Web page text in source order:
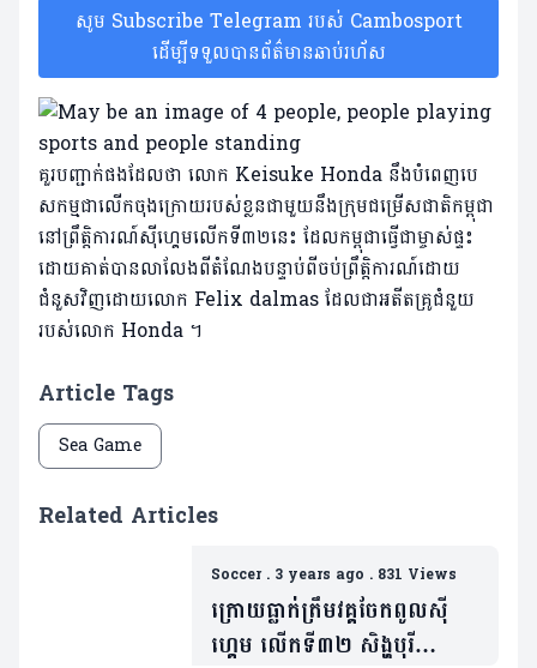
សូម Subscribe Telegram របស់ Cambosport
ដើម្បីទទួលបានព័ត៌មានឆាប់រហ័ស
គួរបញ្ជាក់ផងដែលថា លោក Keisuke Honda នឹងបំពេញបេ
សកម្មជាលើកចុងក្រោយរបស់ខ្លនជាមួយនឹងក្រុមជម្រើសជាតិកម្ពុជា
នៅព្រឹត្តិការណ៍សុីហ្គេមលើកទី៣២នេះ ដែលកម្ពុជាធ្វើជាម្ចាស់ផ្ទះ
ដោយគាត់បានលាលែងពីតំណែងបន្ទាប់ពីចប់ព្រឹត្តិការណ៍ដោយ
ជំនួសវិញដោយលោក Felix dalmas ដែលជាអតីតគ្រូជំនួយ
របស់លោក Honda ។
Article Tags
Sea Game
Related Articles
Soccer. 3 years ago . 831 Views
ក្រោយធ្លាក់ត្រឹមវគ្គចែកពូលស៊ី
ហ្គេម លើកទី៣២ សិង្ហបុរី